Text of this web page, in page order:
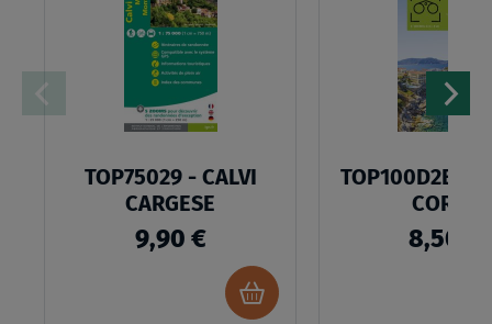
TOP75029 - CALVI
CARGESE
9,90 €
Ajouter
au
TOP100D2B -
CORSE
8,50 €